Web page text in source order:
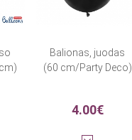
Balionas, juodas
(60 cm/Party Deco)
4.00€